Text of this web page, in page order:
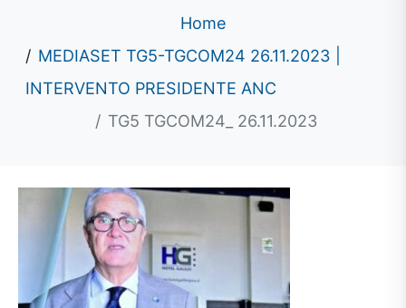
Home
MEDIASET TG5-TGCOM24 26.11.2023 |
INTERVENTO PRESIDENTE ANC
TG5 TGCOM24_ 26.11.2023